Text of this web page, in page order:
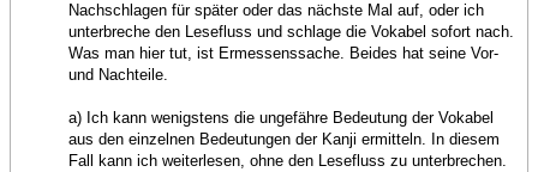
Nachschlagen für später oder das nächste Mal auf, oder ich
unterbreche den Lesefluss und schlage die Vokabel sofort nach.
Was man hier tut, ist Ermessenssache. Beides hat seine Vor-
und Nachteile.
a) Ich kann wenigstens die ungefähre Bedeutung der Vokabel
aus den einzelnen Bedeutungen der Kanji ermitteln. In diesem
Fall kann ich weiterlesen, ohne den Lesefluss zu unterbrechen.